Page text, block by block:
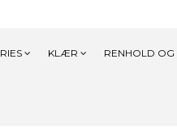
KLÆR RENHOLD OG